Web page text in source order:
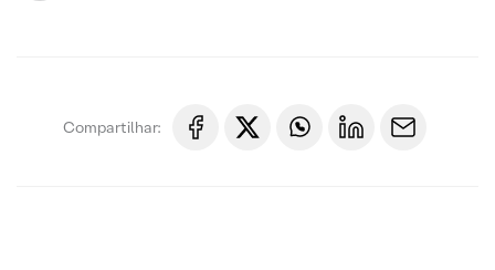
Compartilhar: